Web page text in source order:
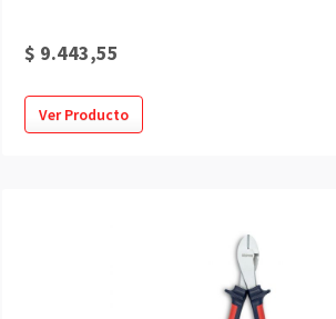
$ 9.443,55
Ver Producto